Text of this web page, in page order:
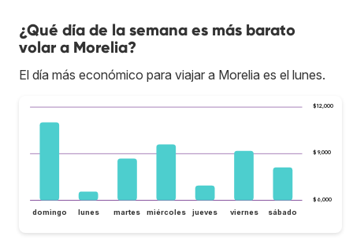
¿Qué día de la semana es más barato
volar a Morelia?
El día más económico para viajar a Morelia es el lunes.
$6,000
$9,000
$12,000
domingo lunes martes miércoles jueves viernes sábado